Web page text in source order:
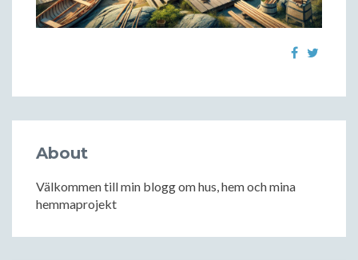
About
Välkommen till min blogg om hus, hem och mina
hemmaprojekt